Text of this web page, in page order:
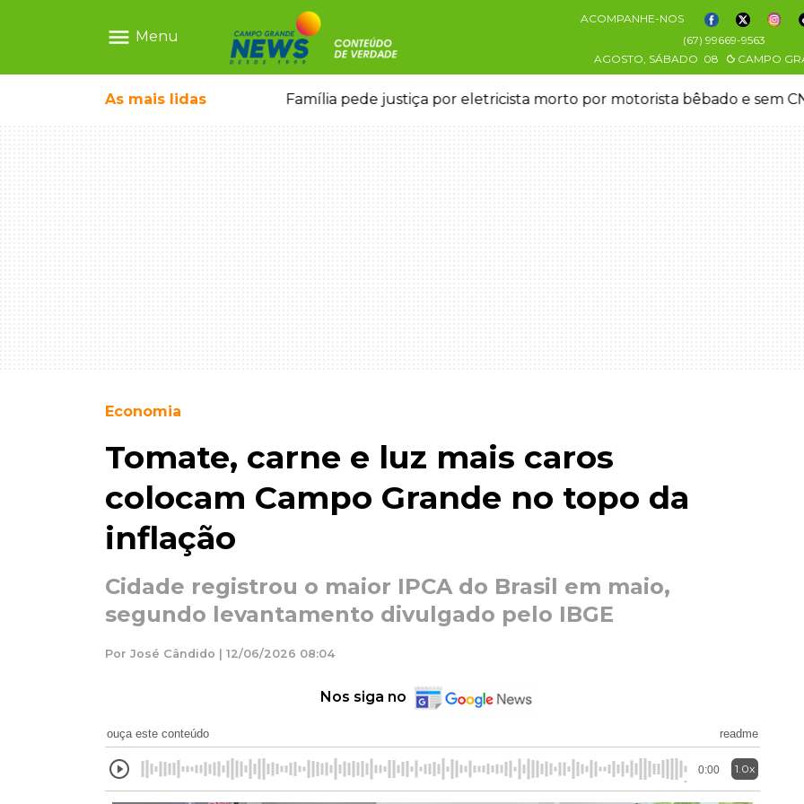
menu Menu
ACOMPANHE-NOS
(67) 99669-9563
AGOSTO, SÁBADO 08 CAMPO
As mais lidas
FAB morrem em confronto Família pede justiça por eletricista morto por motorista bêbado e sem
Economia
Tomate, carne e luz mais caros
colocam Campo Grande no topo da
inflação
Cidade registrou o maior IPCA do Brasil em maio,
segundo levantamento divulgado pelo IBGE
Por José Cândido | 12/06/2026 08:04
Nos siga no
ouça este conteúdo readme
0:00 1.0x